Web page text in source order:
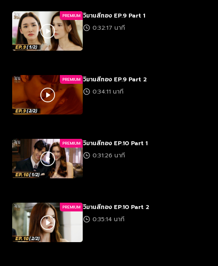
PREMIUM วิมานสีทอง EP.9 Part 1
0:32:17 นาที
PREMIUM วิมานสีทอง EP.9 Part 2
0:34:11 นาที
PREMIUM วิมานสีทอง EP.10 Part 1
0:31:26 นาที
PREMIUM วิมานสีทอง EP.10 Part 2
0:35:14 นาที